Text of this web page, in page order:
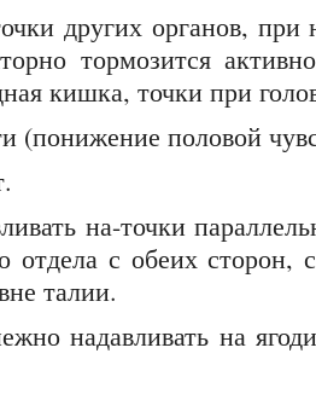
других органов,
тормозится
кишка, точки при
(понижение половой
на-точки
отдела с обеих
талии.
надавливать на